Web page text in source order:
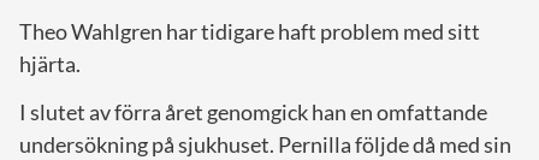
Theo Wahlgren har tidigare haft problem med sitt
hjärta.
I slutet av förra året genomgick han en omfattande
undersökning på sjukhuset. Pernilla följde då med sin